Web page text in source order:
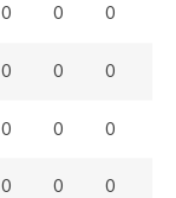
0 0 0
0 0 0
0 0 0
0 0 0